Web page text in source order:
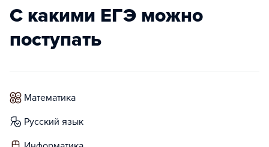
С какими ЕГЭ можно
поступать
математика
русский язык